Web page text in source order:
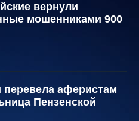
вернули
мошенниками 900
аферистам
Пензенской